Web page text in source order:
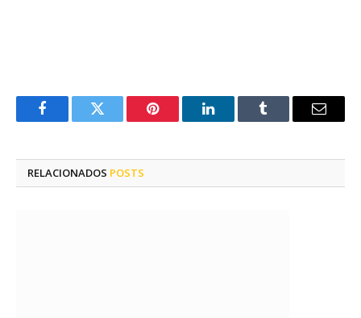
FacebookTwitter Pinterest LinkedInTumblr
E-
RELACIONADOS POSTS